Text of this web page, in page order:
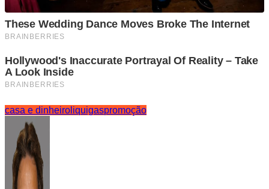
casa e dinheiro liquigaspromoção